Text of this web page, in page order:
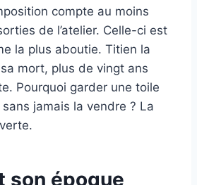
compte au moins
de l’atelier. Celle-ci est
la plus aboutie. Titien la
sa mort, plus de vingt ans
Pourquoi garder une toile
sans jamais la vendre ? La
son époque